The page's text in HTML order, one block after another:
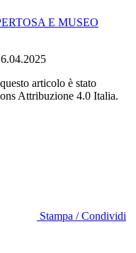
E MUSEO
articolo è stato
Attribuzione 4.0 Italia.
Stampa / Condividi